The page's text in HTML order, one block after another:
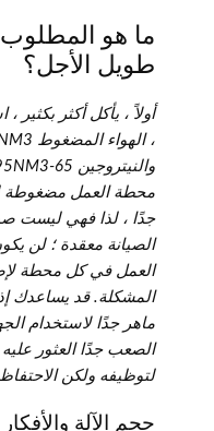
طويل الأجل؟
محطة العمل مضغوطة
جدًا ، لذا فهي ليست
الصيانة معقدة ؛ لن
العمل في كل محطة
المشكلة. قد يساعدك
ماهر جدًا لاستخدام
الصعب جدًا العثور
لتوظيفه ولكن
حجم الآلة